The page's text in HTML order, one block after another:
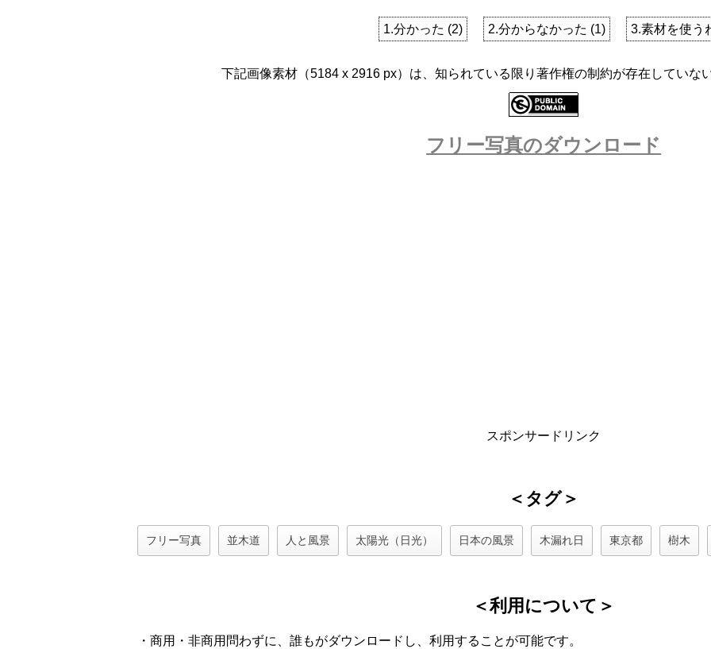
1.分かった (2) 2.分からなかった (1) 3.素材を使う
下記画像素材（5184 x 2916 px）は、知られている限り著作権の制約が存在していな
フリー写真のダウンロード
スポンサードリンク
＜タグ＞
フリー写真 並木道 人と風景 太陽光（日光） 日本の風景 木漏れ日 東京都 樹木
＜利用について＞
・商用・非商用問わずに、誰もがダウンロードし、利用することが可能です。